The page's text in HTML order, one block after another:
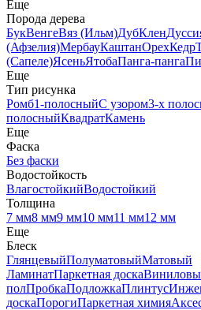
Еще
Порода дерева
БукВенгеВяз (Ильм)ДубКлен
(Афзелия)МербауКаштанОрехКедр
(Сапеле)ЯсеньЯтобаПанга-панга
Еще
Тип рисунка
Ромб1-полосныйС узором3-х
полосныйКвадратКамень
Еще
Фаска
Без фаски
Водостойкость
ВлагостойкийВодостойкий
Толщина
7 мм8 мм9 мм10 мм11 мм12 мм
Еще
Блеск
ГлянцевыйПолуматовыйМатовый
ЛаминатПаркетная доска
полПробкаПодложкаПлинтус
доскаПорогиПаркетная химия